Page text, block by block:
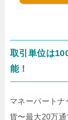
取引単位は
能！
マネーパート
貨〜最大20万通